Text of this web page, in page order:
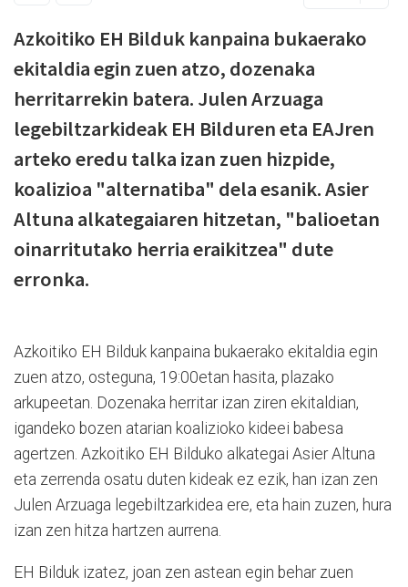
Azkoitiko EH Bilduk kanpaina bukaerako
ekitaldia egin zuen atzo, dozenaka
herritarrekin batera. Julen Arzuaga
legebiltzarkideak EH Bilduren eta EAJren
arteko eredu talka izan zuen hizpide,
koalizioa "alternatiba" dela esanik. Asier
Altuna alkategaiaren hitzetan, "balioetan
oinarritutako herria eraikitzea" dute
erronka.
Azkoitiko EH Bilduk kanpaina bukaerako ekitaldia egin
zuen atzo, osteguna, 19:00etan hasita, plazako
arkupeetan. Dozenaka herritar izan ziren ekitaldian,
igandeko bozen atarian koalizioko kideei babesa
agertzen. Azkoitiko EH Bilduko alkategai Asier Altuna
eta zerrenda osatu duten kideak ez ezik, han izan zen
Julen Arzuaga legebiltzarkidea ere, eta hain zuzen, hura
izan zen hitza hartzen aurrena.
EH Bilduk izatez, joan zen astean egin behar zuen